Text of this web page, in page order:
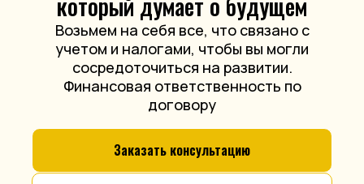
Возьмем на себя все, что связано с
учетом и налогами, чтобы вы могли
сосредоточиться на развитии.
Финансовая ответственность по
договору
Заказать консультацию